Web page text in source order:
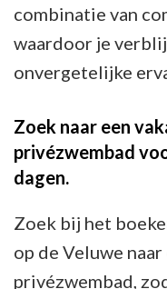
combinatie van
waardoor je
onvergetelijke
Zoek naar een
privézwembad
dagen.
Zoek bij het
op de Veluwe
privézwembad,